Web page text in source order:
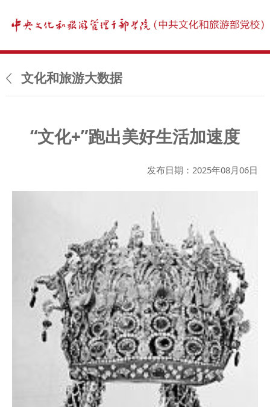
文化和旅游大数据
“文化+”跑出美好生活加速度
发布日期：2025年08月06日